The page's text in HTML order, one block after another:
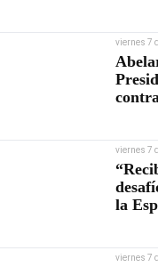
viernes 7
viernes 7
la
viernes 7